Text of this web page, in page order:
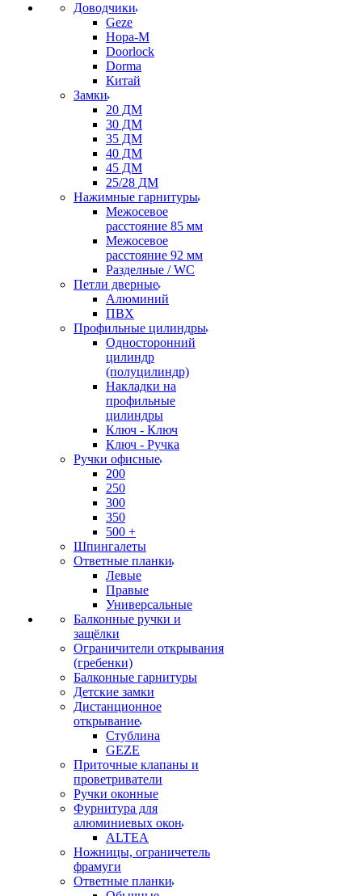
Доводчики
Geze
Нора-М
Doorlock
Dorma
Китай
Замки
20 ДМ
30 ДМ
35 ДМ
40 ДМ
45 ДМ
25/28 ДМ
Нажимные гарнитуры
Межосевое
расстояние 85 мм
Межосевое
расстояние 92 мм
Разделные / WC
Петли дверные
Алюминий
ПВХ
Профильные цилиндры
Односторонний
цилиндр
(полуцилиндр)
Накладки на
профильные
цилиндры
Ключ - Ключ
Ключ - Ручка
Ручки офисные
200
250
300
350
500 +
Шпингалеты
Ответные планки
Левые
Правые
Универсальные
Балконные ручки и
защёлки
Ограничители открывания
(гребенки)
Балконные гарнитуры
Детские замки
Дистанционное
открывание
Стублина
GEZE
Приточные клапаны и
проветриватели
Ручки оконные
Фурнитура для
алюминиевых окон
ALTEA
Ножницы, ограничетель
фрамуги
Ответные планки